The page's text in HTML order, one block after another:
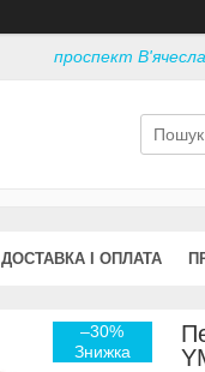
проспект
ДОСТАВКА І ОПЛАТА
–30%